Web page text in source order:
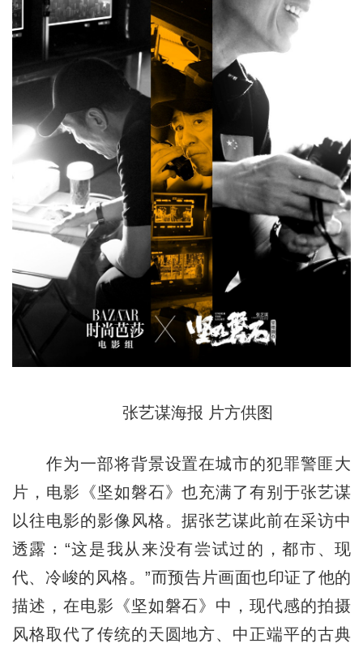
张艺谋海报 片方供图
作为一部将背景设置在城市的犯罪警匪大
片，电影《坚如磐石》也充满了有别于张艺谋
以往电影的影像风格。据张艺谋此前在采访中
透露：“这是我从来没有尝试过的，都市、现
代、冷峻的风格。”而预告片画面也印证了他的
描述，在电影《坚如磐石》中，现代感的拍摄
风格取代了传统的天圆地方、中正端平的古典